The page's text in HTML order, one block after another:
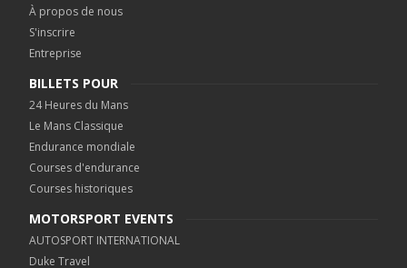
À propos de nous
S'inscrire
Entreprise
BILLETS POUR
24 Heures du Mans
Le Mans Classique
Endurance mondiale
Courses d'endurance
Courses historiques
MOTORSPORT EVENTS
AUTOSPORT INTERNATIONAL
Duke Travel